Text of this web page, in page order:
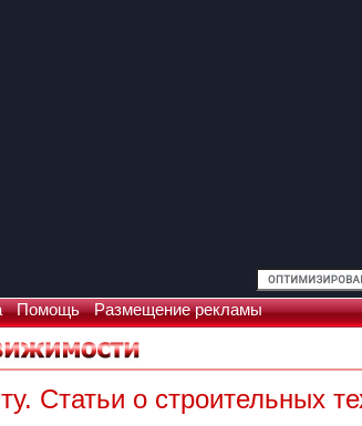
Помощь Размещение рекламы
Статьи о строительных